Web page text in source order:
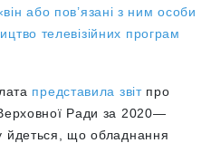
або пов’язані з ним особи
телевізійних програм
представила звітпро
Ради за 2020—
йдеться, що обладнання